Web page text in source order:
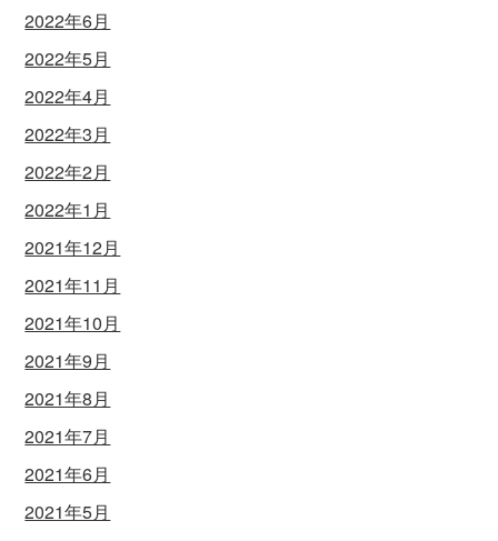
2022年6月
2022年5月
2022年4月
2022年3月
2022年2月
2022年1月
2021年12月
2021年11月
2021年10月
2021年9月
2021年8月
2021年7月
2021年6月
2021年5月